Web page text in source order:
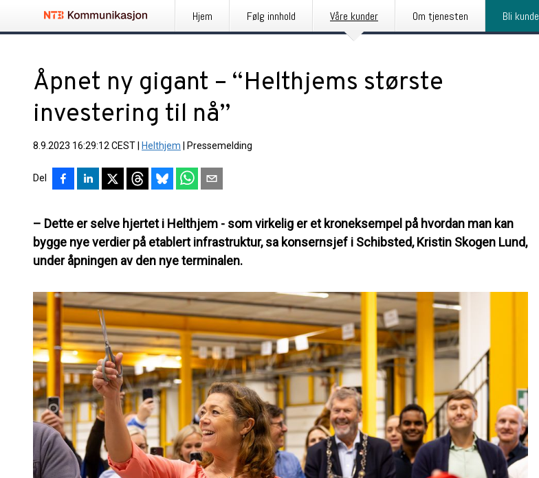
Hjem Følg innhold Våre kunder Om tjenesten Bli kunde
Åpnet ny gigant – “Helthjems største
investering til nå”
8.9.2023 16:29:12 CEST Helthjem Pressemelding
Del
– Dette er selve hjertet i Helthjem - som virkelig er et kroneksempel på hvordan man kan
bygge nye verdier på etablert infrastruktur, sa konsernsjef i Schibsted, Kristin Skogen Lund,
under åpningen av den nye terminalen.